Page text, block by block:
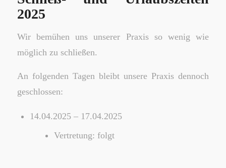
2025
Wir bemühen uns unserer Praxis so wenig wie
möglich zu schließen.
An folgenden Tagen bleibt unsere Praxis dennoch
geschlossen:
14.04.2025 – 17.04.2025
Vertretung: folgt